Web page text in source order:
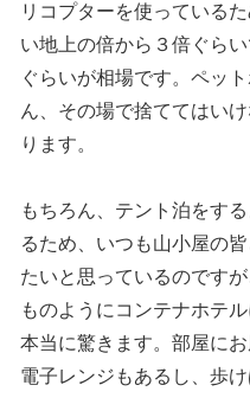
リコプターを使っている
い地上の倍から３倍ぐら
ぐらいが相場です。ペッ
ん、その場で捨ててはい
ります。
もちろん、テント泊をす
るため、いつも山小屋の
たいと思っているのです
ものようにコンテナホテ
本当に驚きます。部屋に
電子レンジもあるし、歩